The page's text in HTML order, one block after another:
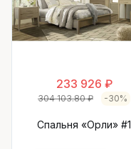
233 926 ₽
304 103.80 ₽ -30%
Спальня «Орли» #1